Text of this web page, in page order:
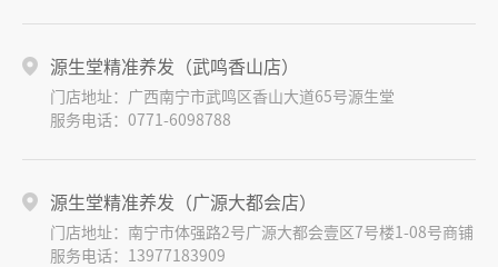
源生堂精准养发（武鸣香山店）
门店地址：广西南宁市武鸣区香山大道65号源生堂
服务电话：0771-6098788
源生堂精准养发（广源大都会店）
门店地址：南宁市体强路2号广源大都会壹区7号楼1-08号商铺
服务电话：13977183909